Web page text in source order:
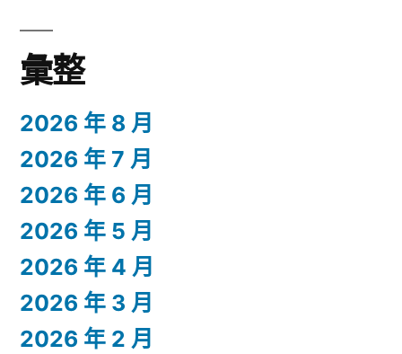
彙整
2026 年 8 月
2026 年 7 月
2026 年 6 月
2026 年 5 月
2026 年 4 月
2026 年 3 月
2026 年 2 月